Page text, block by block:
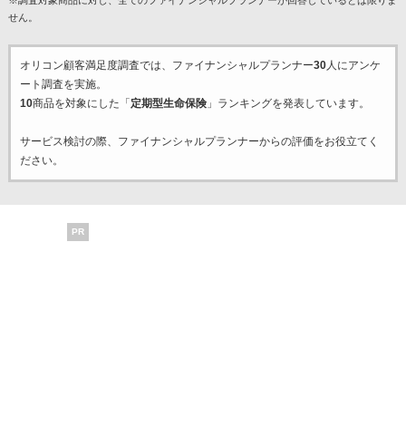
せん。
オリコン顧客満足度調査では、ファイナンシャルプランナー30人にアンケ
ート調査を実施。
10商品を対象にした「 定期型生命保険」ランキングを発表しています。
サービス検討の際、ファイナンシャルプランナーからの評価をお役立てく
ださい。
PR